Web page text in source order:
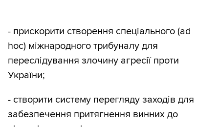
- прискорити створення спеціального (ad
hoc) міжнародного трибуналу для
переслідування злочину агресії проти
України;
- створити систему перегляду заходів для
забезпечення притягнення винних до